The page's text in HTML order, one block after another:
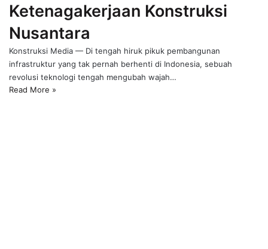
Ketenagakerjaan Konstruksi
Nusantara
Konstruksi Media — Di tengah hiruk pikuk pembangunan
infrastruktur yang tak pernah berhenti di Indonesia, sebuah
revolusi teknologi tengah mengubah wajah…
Read More »